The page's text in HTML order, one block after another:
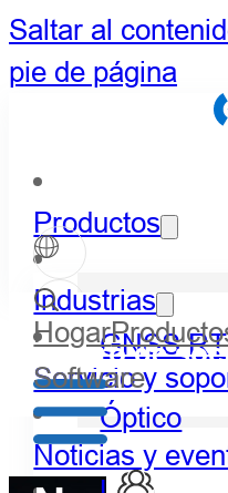
Saltar al
pie de página
Productos
GNSS
Óptico
Industrias
Servicio y
Noticias y
Centro de
Hogar
Software